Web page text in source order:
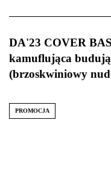
DA'23 COVER
kamuflująca
(brzoskwiniowy
PROMOCJA